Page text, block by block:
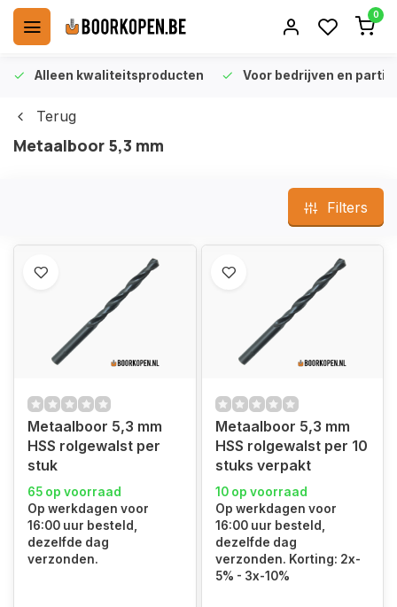
0
Alleen kwaliteitsproducten Voor bedrijven en
Terug
Metaalboor 5,3 mm
Filters
Metaalboor 5,3 mm
HSS rolgewalst per
stuk
65 op voorraad
Op werkdagen voor
16:00 uur besteld,
dezelfde dag
verzonden.
Metaalboor 5,3 mm
HSS rolgewalst per 10
stuks verpakt
10 op voorraad
Op werkdagen voor
16:00 uur besteld,
dezelfde dag
verzonden. Korting: 2x-
5% - 3x-10%